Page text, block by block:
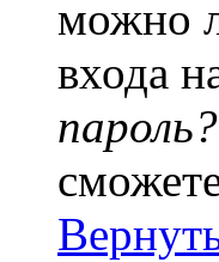
можно
входа
пароль?